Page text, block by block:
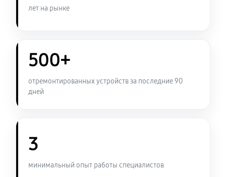
Замена считывающей головки
360 руб 60 минут
5
лет на рынке
500+
отремонтированных устройств за последние 90
дней
3
минимальный опыт работы специалистов